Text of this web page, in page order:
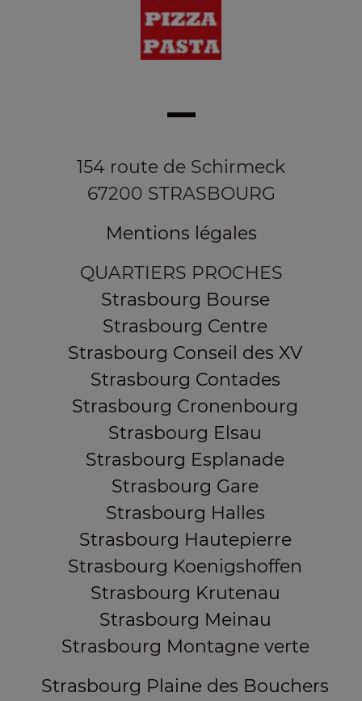
154 route de Schirmeck
67200 STRASBOURG
Mentions légales
QUARTIERS PROCHES
Strasbourg Bourse
Strasbourg Centre
Strasbourg Conseil des XV
Strasbourg Contades
Strasbourg Cronenbourg
Strasbourg Elsau
Strasbourg Esplanade
Strasbourg Gare
Strasbourg Halles
Strasbourg Hautepierre
Strasbourg Koenigshoffen
Strasbourg Krutenau
Strasbourg Meinau
Strasbourg Montagne verte
Strasbourg Plaine des Bouchers